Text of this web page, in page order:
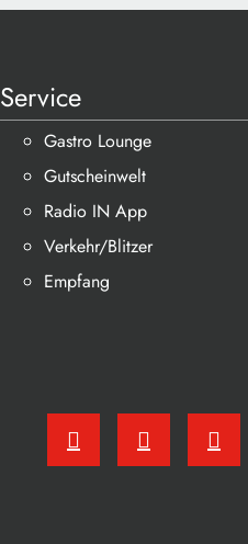
Service
Gastro Lounge
Gutscheinwelt
Radio IN App
Verkehr/Blitzer
Empfang